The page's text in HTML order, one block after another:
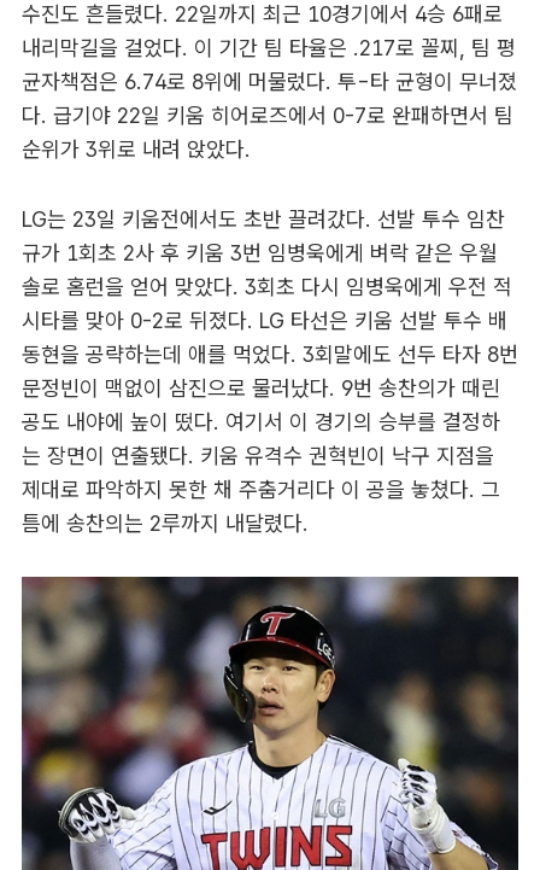
수진도 흔들렸다. 22일까지 최근 10경기에서 4승 6패로
내리막길을 걸었다. 이 기간 팀 타율은 .217로 꼴찌, 팀 평
균자책점은 6.74로 8위에 머물렀다. 투-타 균형이 무너졌
다. 급기야 22일 키움 히어로즈에서 0-7로 완패하면서 팀
순위가 3위로 내려 앉았다.
LG는 23일 키움전에서도 초반 끌려갔다. 선발 투수 임찬
규가 1회초 2사 후 키움 3번 임병욱에게 벼락 같은 우월
솔로 홈런을 얻어 맞았다. 3회초 다시 임병욱에게 우전 적
시타를 맞아 0-2로 뒤졌다. LG 타선은 키움 선발 투수 배
동현을 공략하는데 애를 먹었다. 3회말에도 선두 타자 8번
문정빈이 맥없이 삼진으로 물러났다. 9번 송찬의가 때린
공도 내야에 높이 떴다. 여기서 이 경기의 승부를 결정하
는 장면이 연출됐다. 키움 유격수 권혁빈이 낙구 지점을
제대로 파악하지 못한 채 주춤거리다 이 공을 놓쳤다. 그
틈에 송찬의는 2루까지 내달렸다.